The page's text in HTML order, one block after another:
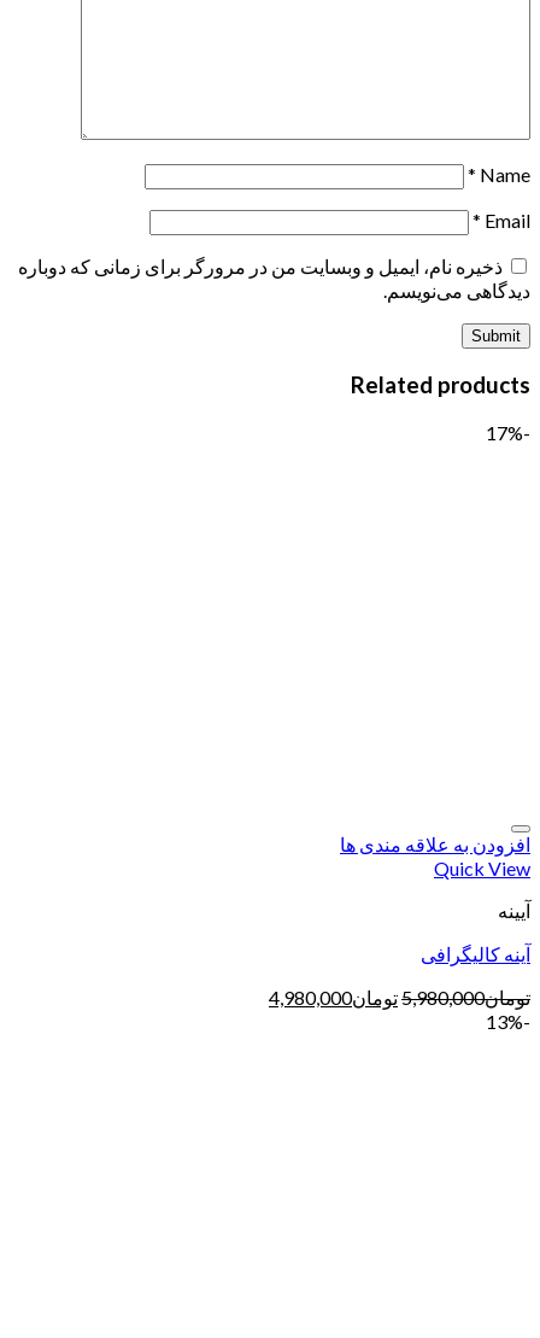
Name
*
Email
*
ذخیره نام، ایمیل و وبسایت من در مرورگر برای زمانی که دوباره
دیدگاهی می‌نویسم.
Related products
-17%
افزودن به علاقه مندی ها
Quick View
آیینه
آینه کالیگرافی
تومان5,980,000تومان4,980,000
-13%